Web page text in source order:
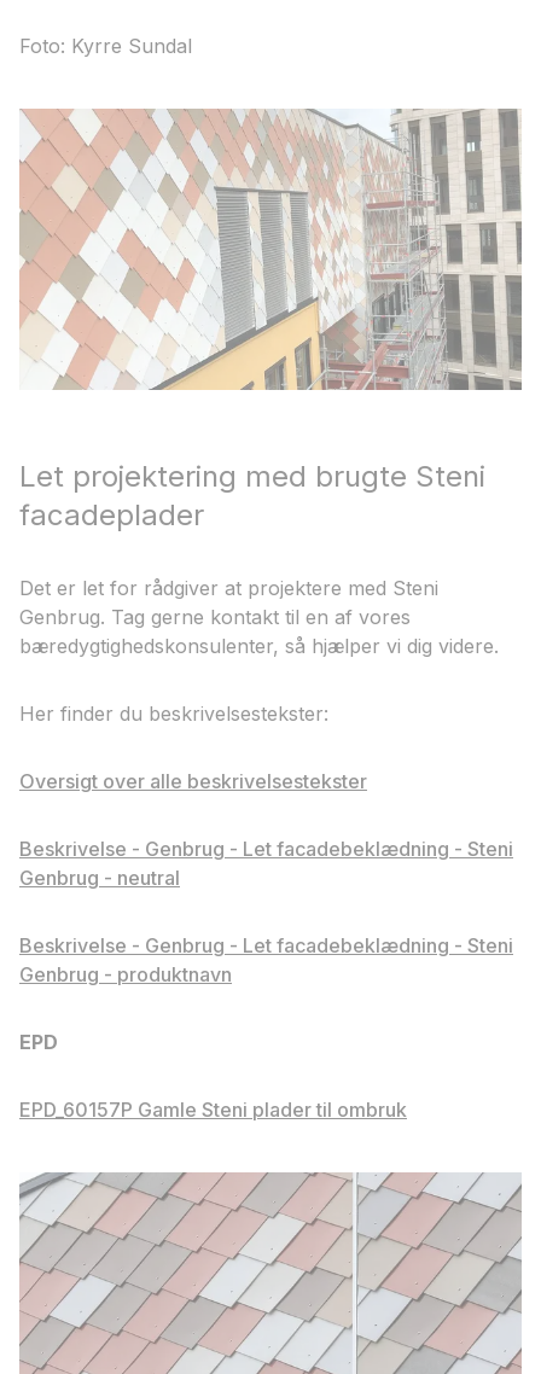
Foto: Kyrre Sundal
Let projektering med brugte Steni
facadeplader
Det er let for rådgiver at projektere med Steni
Genbrug. Tag gerne kontakt til en af vores
bæredygtighedskonsulenter, så hjælper vi dig videre.
Her finder du beskrivelsestekster:
Oversigt over alle beskrivelsestekster
Beskrivelse - Genbrug - Let facadebeklædning - Steni
Genbrug - neutral
Beskrivelse - Genbrug - Let facadebeklædning - Steni
Genbrug - produktnavn
EPD
EPD_60157P Gamle Steni plader til ombruk